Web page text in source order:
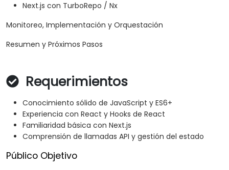
Next.js con TurboRepo / Nx
Monitoreo, Implementación y Orquestación
Resumen y Próximos Pasos
Requerimientos
Conocimiento sólido de JavaScript y ES6+
Experiencia con React y Hooks de React
Familiaridad básica con Next.js
Comprensión de llamadas API y gestión del estado
Público Objetivo